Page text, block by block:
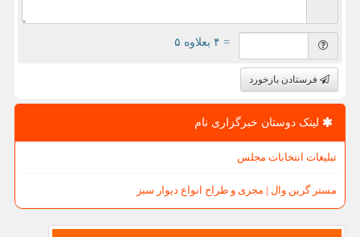
= ۴ بعلاوه ۵
فرستادن بازخورد
لینک دوستان خبرگزاری نام
تبلیغات انتخابات مجلس
مستر گرین وال | مجری و طراح انواع دیوار سبز